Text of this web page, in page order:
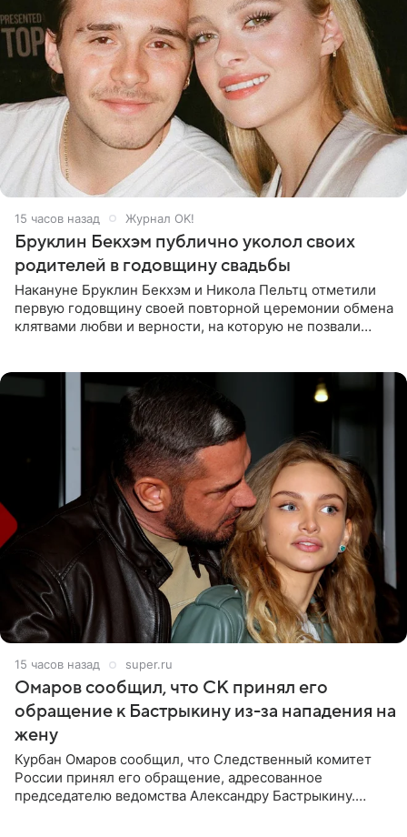
15 часов назад Журнал OK!
Бруклин Бекхэм публично уколол своих
родителей в годовщину свадьбы
Накануне Бруклин Бекхэм и Никола Пельтц отметили
первую годовщину своей повторной церемонии обмена
клятвами любви и верности, на которую не позвали
15 часов назад super.ru
Омаров сообщил, что СК принял его
обращение к Бастрыкину из-за нападения на
жену
Курбан Омаров сообщил, что Следственный комитет
России принял его обращение, адресованное
председателю ведомства Александру Бастрыкину.